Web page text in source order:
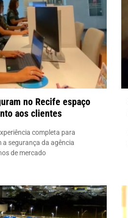
no Recife espaço
aos clientes
completa para
segurança da agência
de mercado